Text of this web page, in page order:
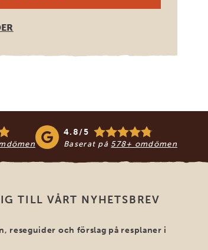
4.8/5
Baserat på 578+ omdömen
TILL VÅRT NYHETSBREV
reseguider och förslag på resplaner i